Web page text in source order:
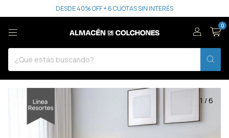
DESDE 40% OFF + 6 CUOTAS SIN INTERÉS
0
1 /6